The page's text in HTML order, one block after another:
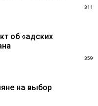
311
об «адских
359
на выбор